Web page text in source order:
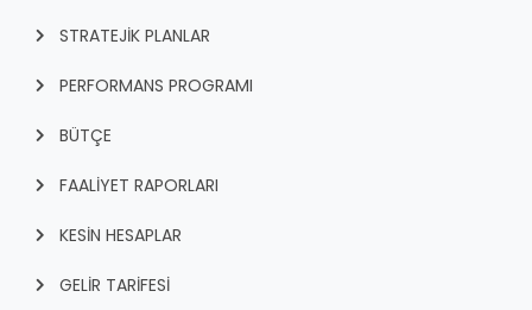
STRATEJİK PLANLAR
PERFORMANS PROGRAMI
BÜTÇE
FAALİYET RAPORLARI
KESİN HESAPLAR
GELİR TARİFESİ